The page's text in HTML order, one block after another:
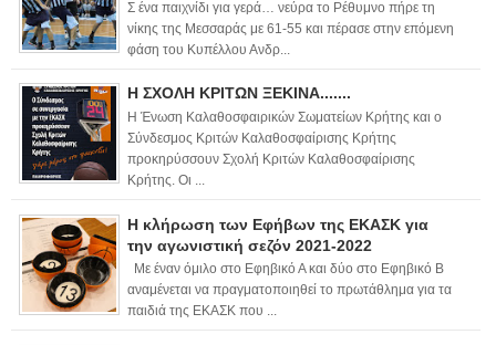
Σ ένα παιχνίδι για γερά… νεύρα το Ρέθυμνο πήρε τη
νίκης της Μεσσαράς με 61-55 και πέρασε στην επόμενη
φάση του Κυπέλλου Ανδρ...
Η ΣΧΟΛΗ ΚΡΙΤΩΝ ΞΕΚΙΝΑ.......
Η Ένωση Καλαθοσφαιρικών Σωματείων Κρήτης και ο
Σύνδεσμος Κριτών Καλαθοσφαίρισης Κρήτης
προκηρύσσουν Σχολή Κριτών Καλαθοσφαίρισης
Κρήτης. Οι ...
Η κλήρωση των Εφήβων της ΕΚΑΣΚ για
την αγωνιστική σεζόν 2021-2022
Με έναν όμιλο στο Εφηβικό Α και δύο στο Εφηβικό Β
αναμένεται να πραγματοποιηθεί το πρωτάθλημα για τα
παιδιά της ΕΚΑΣΚ που ...